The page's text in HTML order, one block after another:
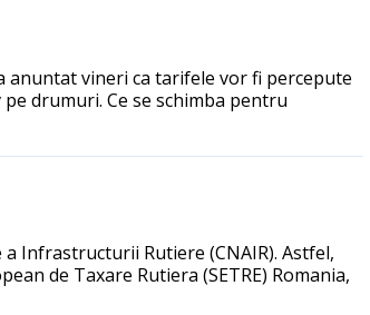
anuntat vineri ca tarifele vor fi percepute
drumuri. Ce se schimba pentru
Infrastructurii Rutiere (CNAIR). Astfel,
de Taxare Rutiera (SETRE) Romania,